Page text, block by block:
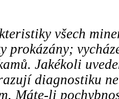
všech
prokázány;
Jakékoli
diagnostiku
Máte-li